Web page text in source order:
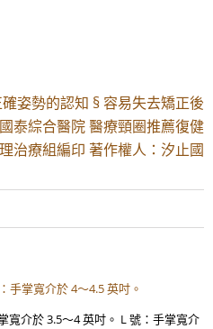
姿勢的認知 § 容易失去矯正後
泰綜合醫院 醫療頸圈推薦復健
治療組編印 著作權人：汐止國
手掌寬介於 4～4.5 英吋。
寬介於 3.5～4 英吋。 L 號：手掌寬介